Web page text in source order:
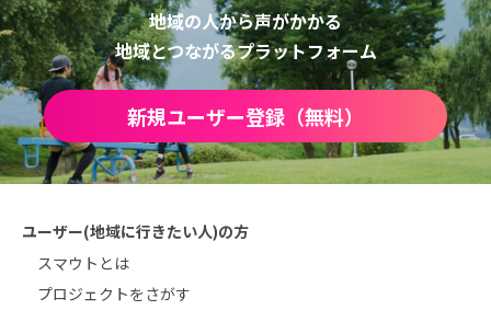
地域の人から声がかかる
地域とつながるプラットフォーム
新規ユーザー登録（無料）
ユーザー(地域に行きたい人)の方
スマウトとは
プロジェクトをさがす